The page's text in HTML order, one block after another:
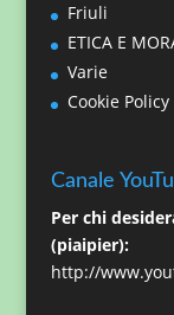
Friuli
ETICA E
Varie
Cookie Policy
Canale
Per chi
(piaipier):
http://